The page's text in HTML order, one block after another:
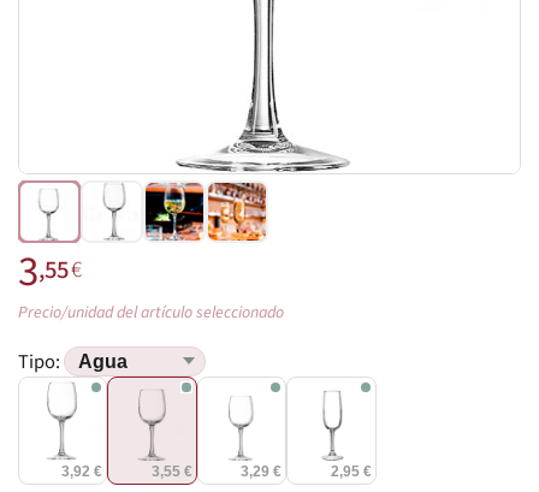
3,55€
Precio/unidad del artículo seleccionado
Tipo:
3,92 € 3,55 € 3,29 € 2,95 €